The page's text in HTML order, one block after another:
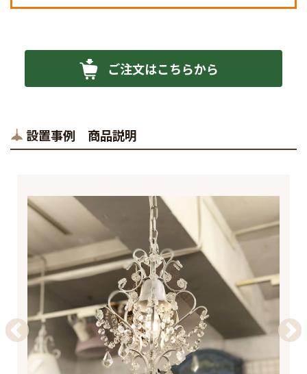
ご注文はこちらから
設置事例 商品説明